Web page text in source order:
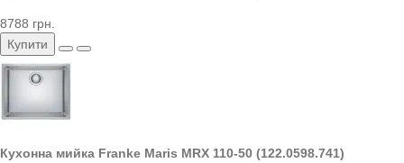
8788 грн.
Купити
Кухонна мийка Franke Maris MRX 110-50 (122.0598.741)